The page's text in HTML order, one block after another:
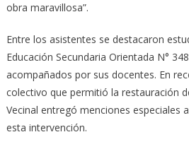
obra maravillosa”.
Entre los asistentes se destacaron
Educación Secundaria Orientada N°
acompañados por sus docentes. En
colectivo que permitió la restauración
Vecinal entregó menciones especiales
esta intervención.